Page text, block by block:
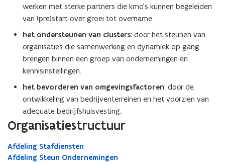
werken met sterke partners die kmo's kunnen begeleiden
van (pre)start over groei tot overname.
het ondersteunen van clusters: door het steunen van
organisaties die samenwerking en dynamiek op gang
brengen binnen een groep van ondernemingen en
kennisinstellingen.
het bevorderen van omgevingsfactoren: door de
ontwikkeling van bedrijventerreinen en het voorzien van
adequate bedrijfshuisvesting.
Organisatiestructuur
Afdeling Stafdiensten
Afdeling Steun Ondernemingen